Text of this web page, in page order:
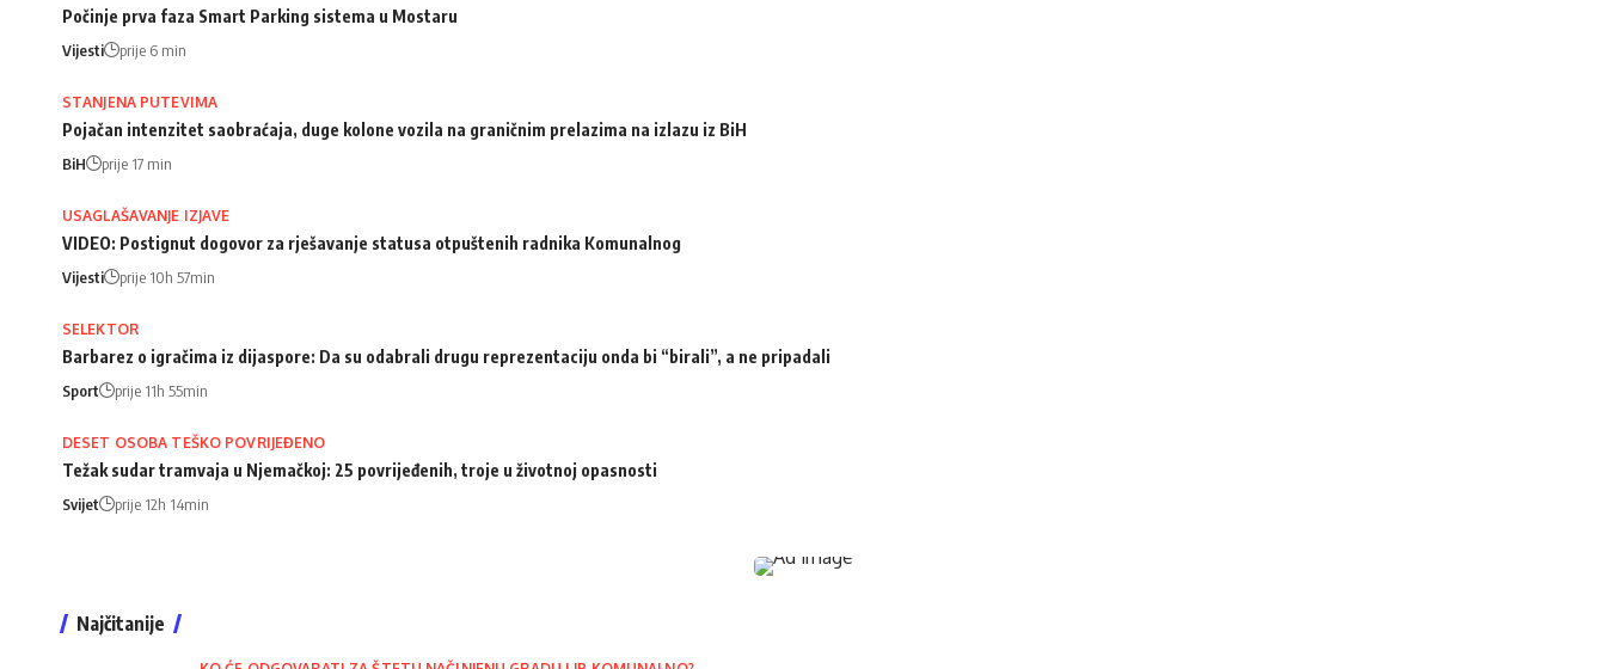
Počinje prva faza Smart Parking sistema u Mostaru
Vijesti prije 6 min
STANJENA PUTEVIMA
Pojačan intenzitet saobraćaja, duge kolone vozila na graničnim prelazima na izlazu iz BiH
BiH prije 17 min
USAGLAŠAVANJE IZJAVE
VIDEO: Postignut dogovor za rješavanje statusa otpuštenih radnika Komunalnog
Vijesti prije 10h 57min
SELEKTOR
Barbarez o igračima iz dijaspore: Da su odabrali drugu reprezentaciju onda bi “birali”, a ne pripadali
Sport prije 11h 55min
DESET OSOBA TEŠKO POVRIJEĐENO
Težak sudar tramvaja u Njemačkoj: 25 povrijeđenih, troje u životnoj opasnosti
Svijet prije 12h 14min
Najčitanije